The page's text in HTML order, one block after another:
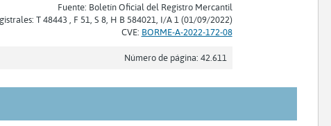
Fuente: Boletín Oficial del Registro Mercantil
T 48443 , F 51, S 8, H B 584021, I/A 1 (01/09/2022)
CVE: BORME-A-2022-172-08
Número de página: 42.611